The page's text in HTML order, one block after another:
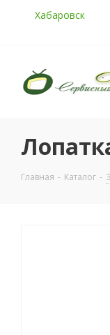
Хабаровск
Главная - Каталог -